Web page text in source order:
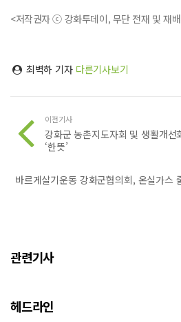
<저작권자 ⓒ 강화투데이, 무단 전재 및 재
최벽하 기자 다른기사보기
이전기사
강화군 농촌지도자회 및 생활개선
‘한뜻’
바르게살기운동 강화군협의회, 온실가스
관련기사
헤드라인